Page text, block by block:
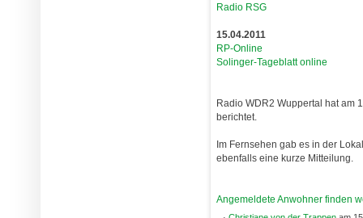
Radio RSG
15.04.2011
RP-Online
Solinger-Tageblatt online
Radio WDR2 Wuppertal hat am
berichtet.
Im Fernsehen gab es in der
ebenfalls eine kurze Mitteilung.
Angemeldete Anwohner finden